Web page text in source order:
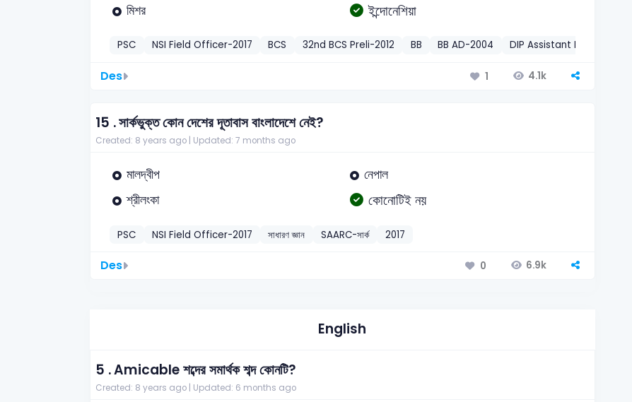
মিশর
ইন্দোনেশিয়া
PSC NSI Field Officer-2017 BCS 32nd BCS Preli-2012 BB BB AD-2004 DIP Assistant Director-2014
Des 1 4.1k
15 .সার্কভুক্ত কোন দেশের দূতাবাস বাংলাদেশে নেই?
Created: 8 years ago | Updated: 7 months ago
মালদ্বীপ
নেপাল
শ্রীলংকা
কোনোটিই নয়
PSC NSI Field Officer-2017 সাধারণ জ্ঞান SAARC-সার্ক 2017
Des 0 6.9k
English
5 .Amicable শব্দের সমার্থক শব্দ কোনটি?
Created: 8 years ago | Updated: 6 months ago